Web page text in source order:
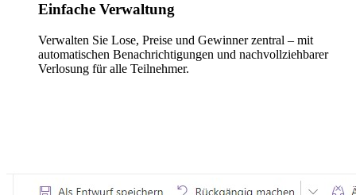
Einfache Verwaltung
Verwalten Sie Lose, Preise und Gewinner zentral – mit
automatischen Benachrichtigungen und nachvollziehbarer
Verlosung für alle Teilnehmer.